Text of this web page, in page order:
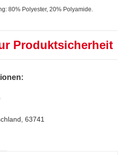
80% Polyester, 20% Polyamide.
Produktsicherheit
63741